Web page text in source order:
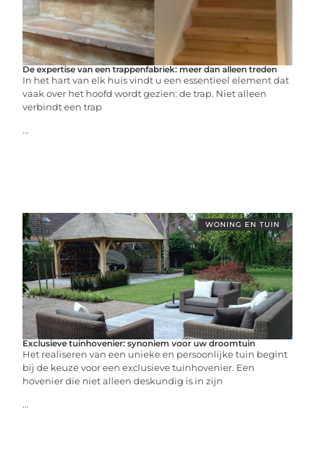
De expertise van een trappenfabriek: meer dan alleen treden
In het hart van elk huis vindt u een essentieel element dat
vaak over het hoofd wordt gezien: de trap. Niet alleen
verbindt een trap
...
WONING EN TUIN
Exclusieve tuinhovenier: synoniem voor uw droomtuin
Het realiseren van een unieke en persoonlijke tuin begint
bij de keuze voor een exclusieve tuinhovenier. Een
hovenier die niet alleen deskundig is in zijn
...